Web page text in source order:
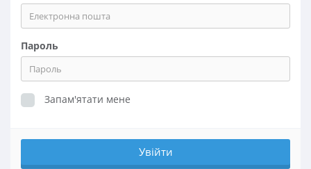
Пароль
Запам'ятати мене